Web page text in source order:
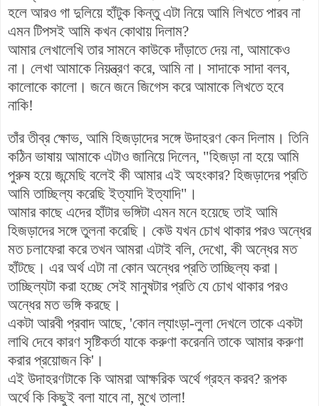
হলে আরও গা দুলিয়ে হাঁটুক কিন্তু এটা নিয়ে আমি লিখতে পারব না
এমন টিপসই আমি কখন কোথায় দিলাম?
আমার লেখালেখি তার সামনে কাউকে দাঁড়াতে দেয় না, আমাকেও
না। লেখা আমাকে নিয়ন্ত্রণ করে, আমি না। সাদাকে সাদা বলব,
কালোকে কালো। জনে জনে জিগেস করে আমাকে লিখতে হবে
নাকি!
তাঁর তীব্র ক্ষোভ, আমি হিজড়াদের সঙ্গে উদাহরণ কেন দিলাম। তিনি
কঠিন ভাষায় আমাকে এটাও জানিয়ে দিলেন, "হিজড়া না হয়ে আমি
পুরুষ হয়ে জন্মেছি বলেই কী আমার এই অহংকার? হিজড়াদের প্রতি
আমি তাচ্ছিল্য করেছি ইত্যাদি ইত্যাদি"।
আমার কাছে এদের হাঁটার ভঙ্গিটা এমন মনে হয়েছে তাই আমি
হিজড়াদের সঙ্গে তুলনা করেছি। কেউ যখন চোখ থাকার পরও অন্ধের
মত চলাফেরা করে তখন আমরা এটাই বলি, দেখো, কী অন্ধের মত
হাঁটছে। এর অর্থ এটা না কোন অন্ধের প্রতি তাচ্ছিল্য করা।
তাচ্ছিল্যটা করা হচ্ছে সেই মানুষটার প্রতি যে চোখ থাকার পরও
অন্ধের মত ভঙ্গি করছে।
একটা আরবী প্রবাদ আছে, 'কোন ল্যাংড়া-লুলা দেখলে তাকে একটা
লাথি দেবে কারণ সৃষ্টিকর্তা যাকে করুণা করেননি তাকে আমার করুণা
করার প্রয়োজন কি'।
এই উদাহরণটাকে কি আমরা আক্ষরিক অর্থে গ্রহন করব? রূপক
অর্থে কি কিছুই বলা যাবে না, মুখে তালা!